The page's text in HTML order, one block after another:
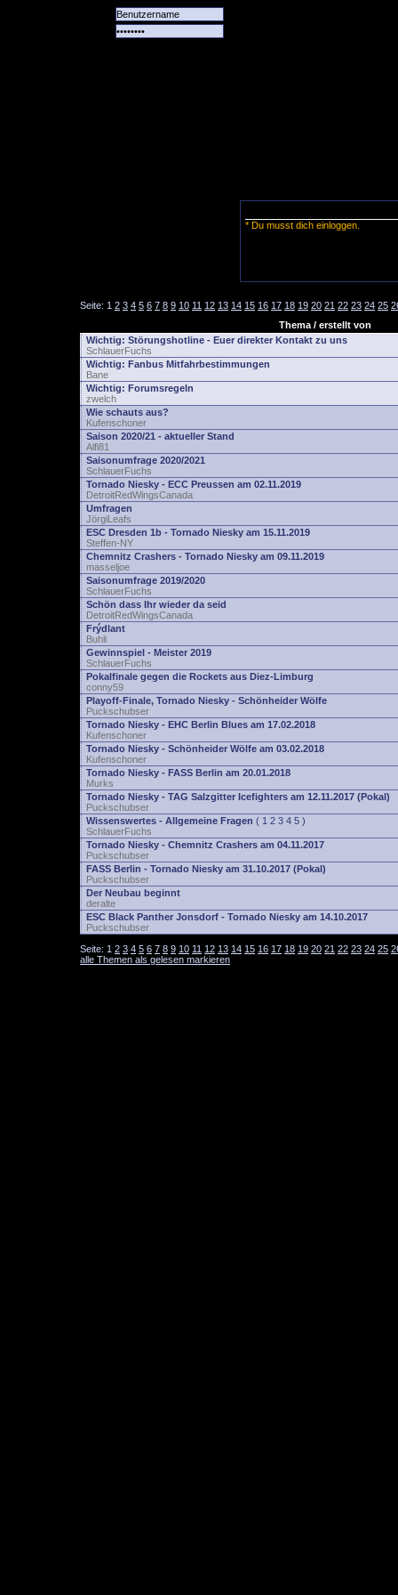
* Du musst dich einloggen.
Seite: 1 2 3 4 5 6 7 8 9 10 11 12 13 14 15 16 17 18 19 20 21 22 23 24 25
Thema / erstellt von
Wichtig: Störungshotline - Euer direkter Kontakt zu uns
SchlauerFuchs
Wichtig: Fanbus Mitfahrbestimmungen
Bane
Wichtig: Forumsregeln
zwelch
Wie schauts aus?
Kufenschoner
Saison 2020/21 - aktueller Stand
Alfi81
Saisonumfrage 2020/2021
SchlauerFuchs
Tornado Niesky - ECC Preussen am 02.11.2019
DetroitRedWingsCanada
Umfragen
JörgiLeafs
ESC Dresden 1b - Tornado Niesky am 15.11.2019
Steffen-NY
Chemnitz Crashers - Tornado Niesky am 09.11.2019
masseljoe
Saisonumfrage 2019/2020
SchlauerFuchs
Schön dass Ihr wieder da seid
DetroitRedWingsCanada
Frýdlant
Buhli
Gewinnspiel - Meister 2019
SchlauerFuchs
Pokalfinale gegen die Rockets aus Diez-Limburg
conny59
Playoff-Finale, Tornado Niesky - Schönheider Wölfe
Puckschubser
Tornado Niesky - EHC Berlin Blues am 17.02.2018
Kufenschoner
Tornado Niesky - Schönheider Wölfe am 03.02.2018
Kufenschoner
Tornado Niesky - FASS Berlin am 20.01.2018
Murks
Tornado Niesky - TAG Salzgitter Icefighters am 12.11.2017 (Pokal)
Puckschubser
Wissenswertes - Allgemeine Fragen ( 1 2 3 4 5 )
SchlauerFuchs
Tornado Niesky - Chemnitz Crashers am 04.11.2017
Puckschubser
FASS Berlin - Tornado Niesky am 31.10.2017 (Pokal)
Puckschubser
Der Neubau beginnt
deralte
ESC Black Panther Jonsdorf - Tornado Niesky am 14.10.2017
Puckschubser
Seite: 1 2 3 4 5 6 7 8 9 10 11 12 13 14 15 16 17 18 19 20 21 22 23 24 25
alle Themen als gelesen markieren